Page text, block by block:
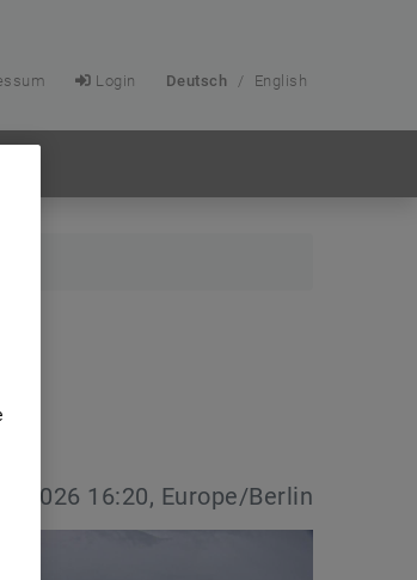
Login Deutsch / English
16:20, Europe/Berlin